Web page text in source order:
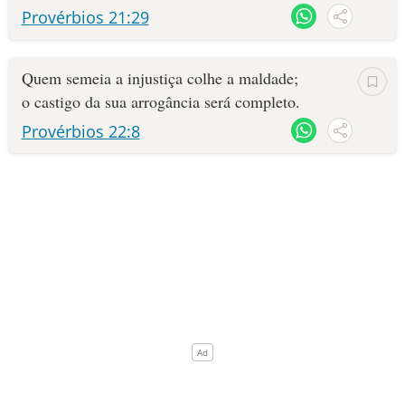
Provérbios 21:29
Quem semeia a injustiça colhe a maldade;
o castigo da sua arrogância será completo.
Provérbios 22:8